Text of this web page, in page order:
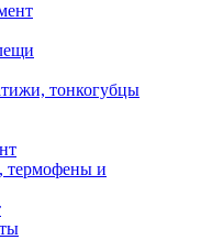
тонкогубцы
термофены и